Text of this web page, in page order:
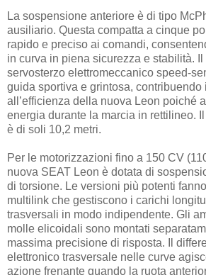
La sospensione anteriore è di tipo
ausiliario. Questa compatta a cinque
rapido e preciso ai comandi,
in curva in piena sicurezza e stabilità.
servosterzo elettromeccanico speed-
guida sportiva e grintosa,
all’efficienza della nuova Leon poiché
energia durante la marcia in rettilineo.
è di soli 10,2 metri.
Per le motorizzazioni fino a 150 CV
nuova SEAT Leon è dotata di
di torsione. Le versioni più potenti
multilink che gestiscono i carichi
trasversali in modo indipendente. Gli
molle elicoidali sono montati
massima precisione di risposta. Il
elettronico trasversale nelle curve
azione frenante quando la ruota